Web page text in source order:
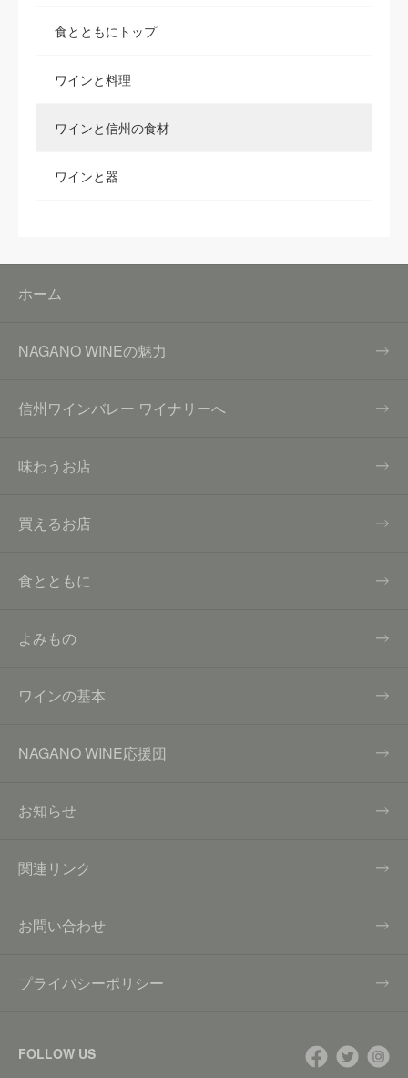
食とともにトップ
ワインと料理
ワインと信州の食材
ワインと器
ホーム
NAGANO WINEの魅力
信州ワインバレー ワイナリーへ
味わうお店
買えるお店
食とともに
よみもの
ワインの基本
NAGANO WINE応援団
お知らせ
関連リンク
お問い合わせ
プライバシーポリシー
FOLLOW US